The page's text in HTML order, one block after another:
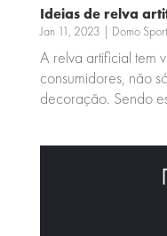
Ideias de relva
Jan 11, 2023 Domo
A relva artificial tem
consumidores, não
decoração. Sendo